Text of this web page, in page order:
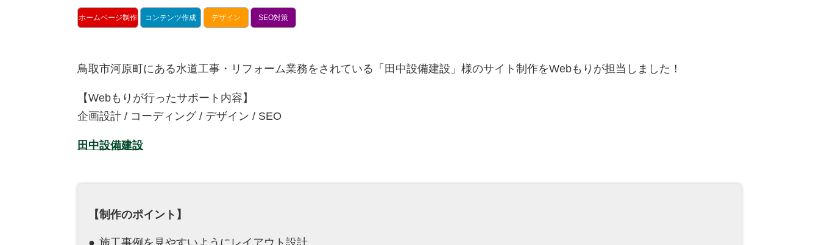
ホームページ制作 コンテンツ作成 デザイン SEO対策
鳥取市河原町にある水道工事・リフォーム業務をされている「田中設備建設」様のサイト制作をWebもりが担当しました！
【Webもりが行ったサポート内容】
企画設計 / コーディング / デザイン / SEO
田中設備建設
【制作のポイント】
施工事例を見やすいようにレイアウト設計